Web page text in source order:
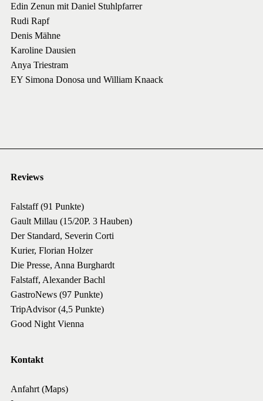
Edin Zenun mit Daniel Stuhlpfarrer
Rudi Rapf
Denis Mähne
Karoline Dausien
Anya Triestram
EY Simona Donosa und William Knaack
Reviews
Falstaff (91 Punkte)
Gault Millau (15/20P. 3 Hauben)
Der Standard, Severin Corti
Kurier, Florian Holzer
Die Presse, Anna Burghardt
Falstaff, Alexander Bachl
GastroNews (97 Punkte)
TripAdvisor (4,5 Punkte)
Good Night Vienna
Kontakt
Anfahrt (Maps)